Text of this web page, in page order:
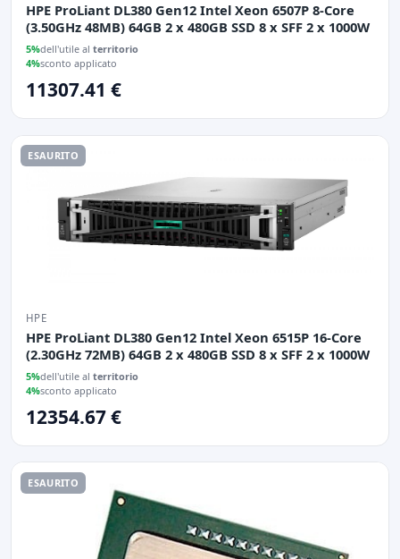
HPE ProLiant DL380 Gen12 Intel Xeon 6507P 8-Core
(3.50GHz 48MB) 64GB 2 x 480GB SSD 8 x SFF 2 x 1000W
5%dell'utile al territorio
4%sconto applicato
11307.41 €
ESAURITO
HPE
HPE ProLiant DL380 Gen12 Intel Xeon 6515P 16-Core
(2.30GHz 72MB) 64GB 2 x 480GB SSD 8 x SFF 2 x 1000W
5%dell'utile al territorio
4%sconto applicato
12354.67 €
ESAURITO